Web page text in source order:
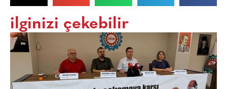
ilginizi çekebilir